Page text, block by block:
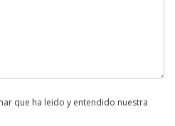
que ha leido y entendido nuestra